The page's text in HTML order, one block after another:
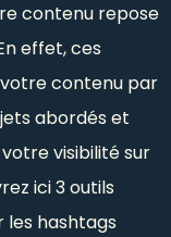
contenu repose
effet, ces
contenu par
abordés et
visibilité sur
ici 3 outils
les hashtags